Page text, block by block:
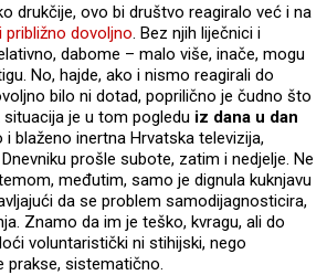
drukčije, ovo bi društvo reagiralo već i na
približno dovoljno. Bez njih liječnici i
dabome – malo više, inače, mogu
No, hajde, ako i nismo reagirali do
bilo ni dotad, poprilično je čudno što
je u tom pogledu iz dana u dan
i blaženo inertna Hrvatska televizija,
prošle subote, zatim i nedjelje. Ne
međutim, samo je dignula kuknjavu
da se problem samodijagnosticira,
Znamo da im je teško, kvragu, ali do
voluntaristički ni stihijski, nego
prakse, sistematično.